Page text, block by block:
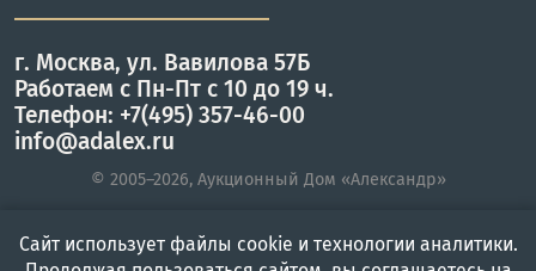
г. Москва, ул. Вавилова 57Б
Работаем с Пн-Пт с 10 до 19 ч.
Телефон: +7(495) 357-46-00
info@adalex.ru
© 2005–2026, Аукционный Дом «Александр»
Сайт использует файлы cookie и технологии аналитики.
Войти